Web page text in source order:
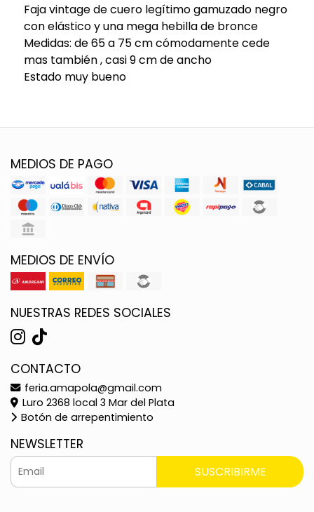
Faja vintage de cuero legítimo gamuzado negro
con elástico y una mega hebilla de bronce
Medidas: de 65 a 75 cm cómodamente cede
mas también , casi 9 cm de ancho
Estado muy bueno
MEDIOS DE PAGO
MEDIOS DE ENVÍO
NUESTRAS REDES SOCIALES
CONTACTO
feria.amapola@gmail.com
Luro 2368 local 3 Mar del Plata
Botón de arrepentimiento
NEWSLETTER
SUSCRIBIRME